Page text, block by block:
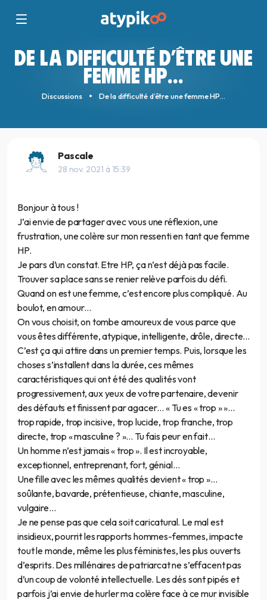
DE LA DIFFICULTÉ D’ÊTRE UNE
FEMME HP…
Discussions De la difficulté d’être une femme HP…
Pascale
28 nov. 2021 à 15:39
Bonjour à tous !
J’ai envie de partager avec vous une réflexion, une
frustration, une colère sur mon ressenti en tant que femme
HP.
Je pars d’un constat. Etre HP, ça n’est déjà pas facile.
Trouver sa place sans se renier relève parfois du défi.
Quand on est une femme, c’est encore plus compliqué. Au
boulot, en amour…
On vous choisit, on tombe amoureux de vous parce que
vous êtes différente, atypique, intelligente, drôle, directe...
C’est ça qui attire dans un premier temps. Puis, lorsque les
choses s’installent dans la durée, ces mêmes
caractéristiques qui ont été des qualités vont
progressivement, aux yeux de votre partenaire, devenir
des défauts et finissent par agacer… « Tu es « trop » »…
trop rapide, trop incisive, trop lucide, trop franche, trop
directe, trop « masculine ? »… Tu fais peur en fait…
Un homme n’est jamais « trop ». Il est incroyable,
exceptionnel, entreprenant, fort, génial…
Une fille avec les mêmes qualités devient « trop »…
soûlante, bavarde, prétentieuse, chiante, masculine,
vulgaire…
Je ne pense pas que cela soit caricatural. Le mal est
insidieux, pourrit les rapports hommes-femmes, impacte
tout le monde, même les plus féministes, les plus ouverts
d’esprits. Des millénaires de patriarcat ne s’effacent pas
d’un coup de volonté intellectuelle. Les dés sont pipés et
parfois j’ai envie de hurler ma colère face à ce mur invisible